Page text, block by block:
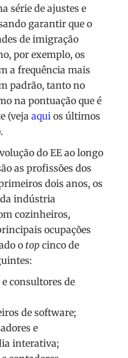
série de ajustes e
garantir que o
de imigração
por exemplo, os
a frequência mais
padrão, tanto no
na pontuação que é
(veja aqui os últimos
do EE ao longo
as profissões dos
dois anos, os
da indústria
cozinheiros,
ocupações
o top cinco de
e consultores de
de software;
e
interativa;